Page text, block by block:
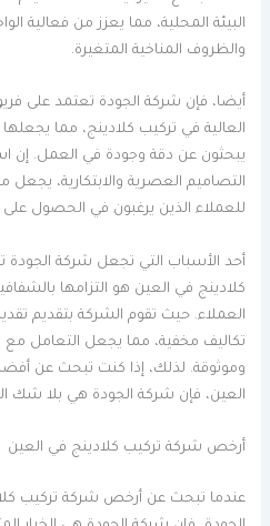
البيئة المحلية، مما يعزز من فعالية
والظروف المناخية المتغيرة.
أيضا، فإن شركة الجودة تعتمد على
العالية في تركيب كلادينج، مما يجعلها
يبحثون عن دقة وجودة في العمل. إن
التصاميم العصرية والابتكارية، يجعل
للعملاء الذين يرغبون في الحصول
أحد الأسباب التي تجعل شركة الجودة
كلادينج في العين هو التزامها
العملاء. حيث تقوم الشركة بتقديم
تكاليف مخفية، مما يجعل التعامل مع
وموثوقة. لذلك، إذا كنت تبحث عن
العين، فإن شركة الجودة هي بلا شك
أرخص شركة تركيب كلادينج في العين
عندما تبحث عن أرخص شركة تركيب